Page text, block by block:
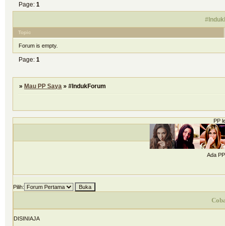
Page:1
Topic
Forum is empty.
Page:1
» Mau PP Saya »#IndukForum
PP
Ada
Pilih:
DISINIAJA